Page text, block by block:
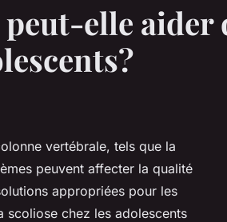
elle aider
vertébrale, tels que la
peuvent affecter la qualité
appropriées pour les
scoliose chez les adolescents